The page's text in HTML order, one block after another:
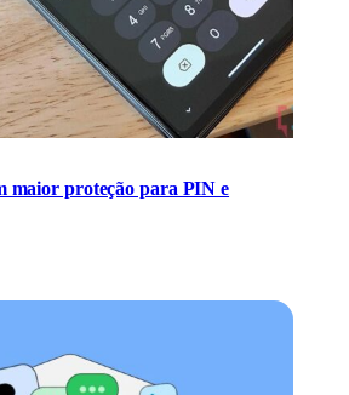
maior proteção para PIN e